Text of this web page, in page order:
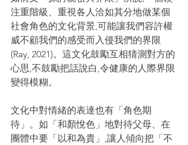
注重階級、重視各人洽如其分地做某個
社會角色的文化背景,可能讓我們容許權
威不顧我們的感受而入侵我們的界限
(Ray, 2021)。這文化鼓勵互相猜測對方的
心思,不鼓勵把話說白,令健康的人際界限
變得模糊。
文化中對情緒的表達也有「角色期
待」。如「和顏悅色」地對待父母、在
團體中要「以和為貴」,讓人傾向把「不